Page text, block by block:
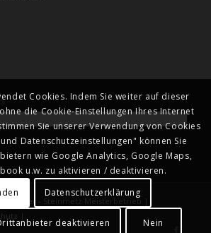
Kläver - Steinmetz Meisterbetrieb |
|
Cookies. Indem Sie weiter auf dieser
die Cookie-Einstellungen Ihres Internet
Sie unserer Verwendung von Cookies
Datenschutzeinstellungen" können Sie
wie Google Analytics, Google Maps,
u.w. zu aktivieren / deaktivieren.
Datenschutzerklärung
deaktivieren Nein